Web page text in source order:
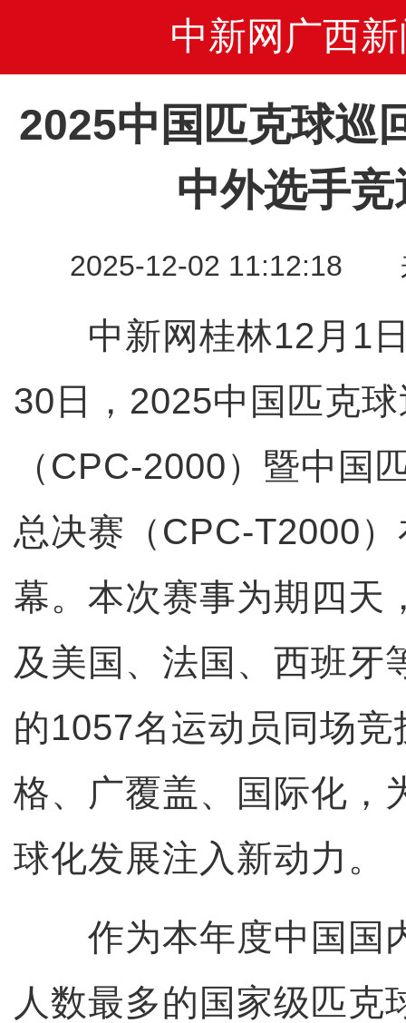
中新网广西新
2025中国匹克球巡
中外选手
2025-12-02 11:12:18
中新网桂林12月1日
30日，2025中国匹克
（CPC-2000）暨中国
总决赛（CPC-T2000
幕。本次赛事为期四天
及美国、法国、西班牙
的1057名运动员同场
格、广覆盖、国际化，
球化发展注入新动力。
作为本年度中国国
人数最多的国家级匹克